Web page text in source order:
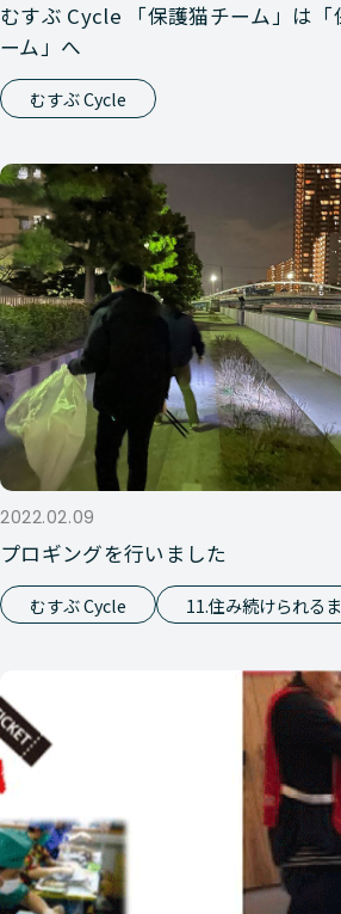
むすぶ Cycle 「保護猫チーム」は「
ーム」へ
むすぶ Cycle
2022.02.09
プロギングを行いました
むすぶ Cycle 11.住み続けられる